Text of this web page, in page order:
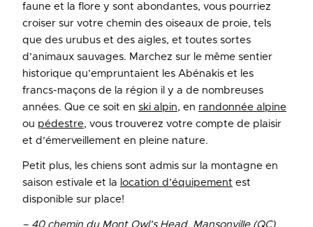
faune et la flore y sont abondantes, vous pourriez
croiser sur votre chemin des oiseaux de proie, tels
que des urubus et des aigles, et toutes sortes
d’animaux sauvages. Marchez sur le même sentier
historique qu’empruntaient les Abénakis et les
francs-maçons de la région il y a de nombreuses
années. Que ce soit en ski alpin, en randonnée alpine
ou pédestre, vous trouverez votre compte de plaisir
et d’émerveillement en pleine nature.
Petit plus, les chiens sont admis sur la montagne en
saison estivale et la location d’équipement est
disponible sur place!
– 40 chemin du Mont Owl’s Head, Mansonville (QC)